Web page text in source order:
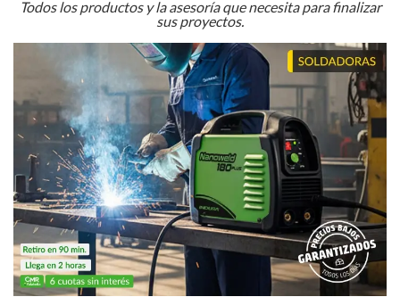
Todos los productos y la asesoría que necesita para finalizar
sus proyectos.